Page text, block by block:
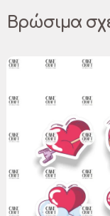
Βρώσιμα